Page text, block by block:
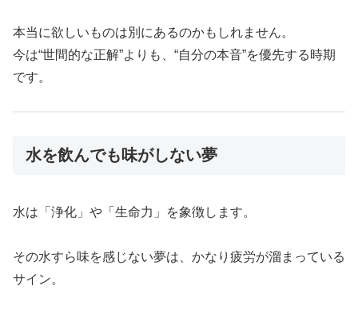
本当に欲しいものは別にあるのかもしれません。
今は“世間的な正解”よりも、“自分の本音”を優先する時期
です。
水を飲んでも味がしない夢
水は「浄化」や「生命力」を象徴します。
その水すら味を感じない夢は、かなり疲労が溜まっている
サイン。